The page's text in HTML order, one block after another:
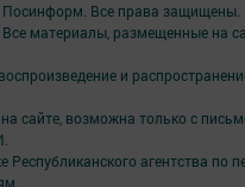
Посинформ. Все права защищены.
материалы, размещенные на
и
сайте, возможна только с
Республиканского агентства по